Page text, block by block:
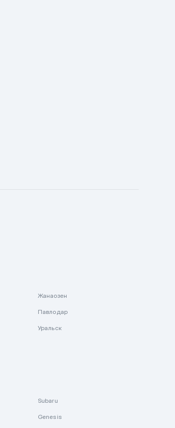
Жанаозен
Павлодар
Уральск
Subaru
Genesis